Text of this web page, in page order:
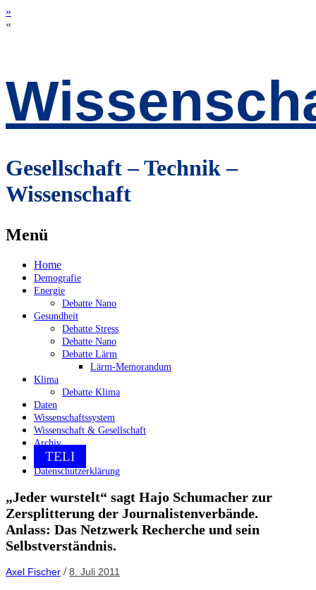
»
«
Gesellschaft – Technik –
Wissenschaft
Menü
Zum
Inhalt
springen
Home
Demografie
Energie
Debatte Nano
Gesundheit
Debatte Stress
Debatte Nano
Debatte Lärm
Lärm-Memorandum
Klima
Debatte Klima
Daten
Wissenschaftssystem
Wissenschaft & Gesellschaft
Archiv
TELI
Datenschutzerklärung
„Jeder wurstelt“ sagt Hajo Schumacher zur
Zersplitterung der Journalistenverbände.
Anlass: Das Netzwerk Recherche und sein
Selbstverständnis.
Axel Fischer /8. Juli 2011